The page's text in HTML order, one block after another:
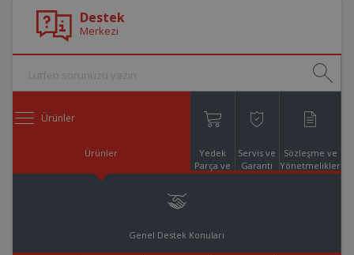
Destek
Merkezi
Ürünler
Ürünler
Yedek
Parça ve
Servis ve
Garanti
Sözleşme ve
Yönetmelikler
Genel Destek Konuları